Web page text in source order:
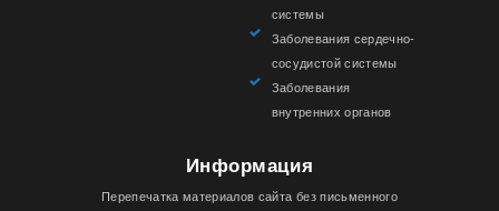
системы
Заболевания сердечно-
сосудистой системы
Заболевания
внутренних органов
Информация
Перепечатка материалов сайта без письменного